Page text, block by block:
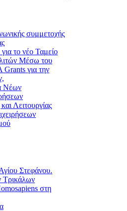
συμμετοχής
το νέο Ταμείο
Μέσω του
για την
Νέων
Λειτουργίας
Στεφάνου.
Τρικάλων
στη